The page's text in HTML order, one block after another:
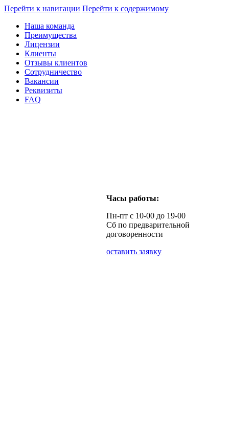
Перейти к навигации Перейти к содержимому
Наша команда
Преимущества
Лицензии
Клиенты
Отзывы клиентов
Сотрудничество
Вакансии
Реквизиты
FAQ
Часы работы:
Пн-пт с 10-00 до 19-00
Сб по предварительной
договоренности
оставить заявку